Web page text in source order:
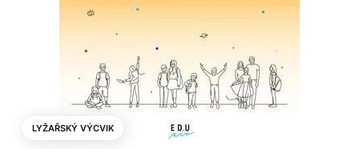
LYŽAŘSKÝ VÝCVIK